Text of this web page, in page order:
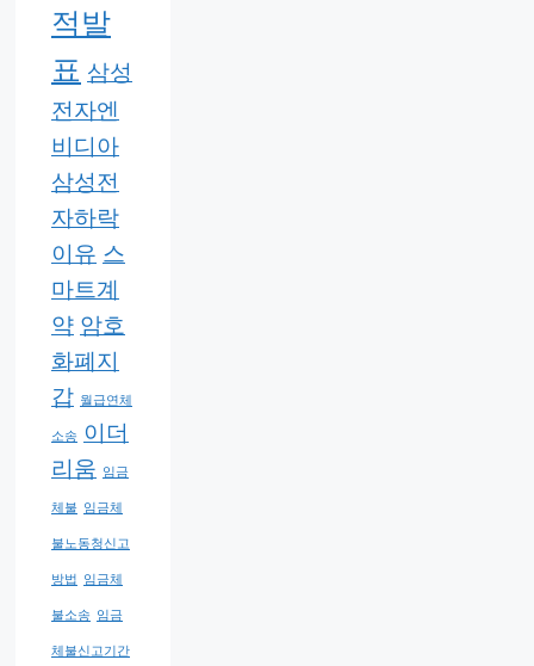
적발
표 삼성
전자엔
비디아
삼성전
자하락
이유 스
마트계
약 암호
화폐지
갑 월급연체
소송
이더
리움
임금
체불 임금체
불노동청신고
방법 임금체
불소송 임금
체불신고기간